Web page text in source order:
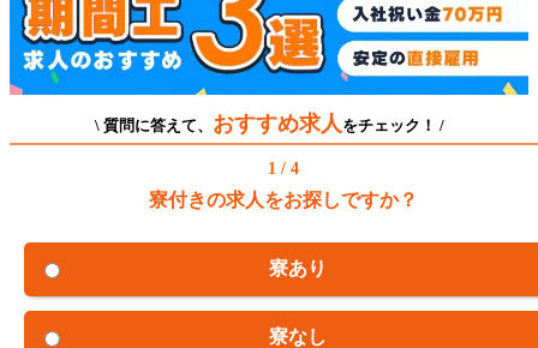
\ 質問に答えて、 おすすめ求人 をチェック！ /
1 / 4
寮付きの求人をお探しですか？
寮あり
寮なし